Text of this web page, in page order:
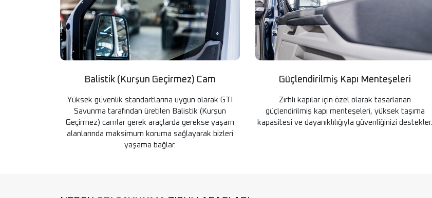
Balistik (Kurşun Geçirmez) Cam
Yüksek güvenlik standartlarına uygun olarak GTI
Savunma tarafından üretilen Balistik (Kurşun
Geçirmez) camlar gerek araçlarda gerekse yaşam
alanlarında maksimum koruma sağlayarak bizleri
yaşama bağlar.
Güçlendirilmiş Kapı Menteşeleri
Zırhlı kapılar için özel olarak tasarlanan
güçlendirilmiş kapı menteşeleri, yüksek taşıma
kapasitesi ve dayanıklılığıyla güvenliğinizi destekler.